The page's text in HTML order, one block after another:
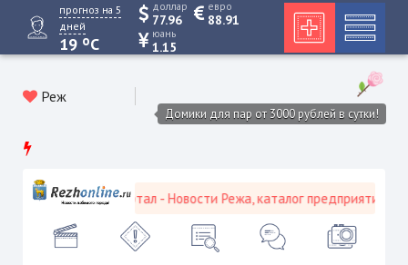
прогноз на 5
дней
19 oC
доллар
77.96
евро
88.91
юань
1.15
Реж
Домики для пар от 3000 рублей в сутки!
городской портал - Новости Режа, каталог предприятий,